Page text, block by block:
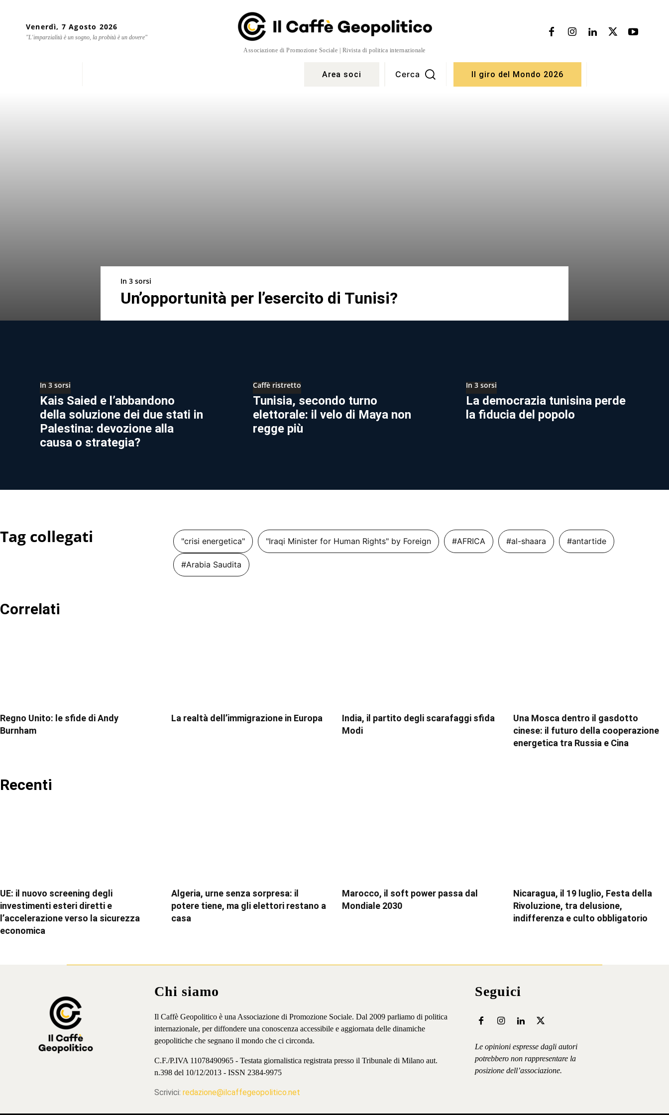
Venerdì, 7 Agosto 2026
"L'imparzialità è un sogno, la probità è un dovere"
Associazione di Promozione Sociale | Rivista di politica internazionale
Area soci Cerca Il giro del Mondo 2026
In 3 sorsi
Un’opportunità per l’esercito di Tunisi?
In 3 sorsi
Kais Saied e l’abbandono
della soluzione dei due stati in
Palestina: devozione alla
causa o strategia?
Caffè ristretto
Tunisia, secondo turno
elettorale: il velo di Maya non
regge più
In 3 sorsi
La democrazia tunisina perde
la fiducia del popolo
Tag collegati "crisi energetica" "Iraqi Minister for Human Rights" by Foreign #AFRICA #al-shaara #antartide
#Arabia Saudita
Correlati
Regno Unito: le sfide di Andy
Burnham
La realtà dell’immigrazione in Europa
India, il partito degli scarafaggi sfida
Modi
Una Mosca dentro il gasdotto
cinese: il futuro della cooperazione
energetica tra Russia e Cina
Recenti
UE: il nuovo screening degli
investimenti esteri diretti e
l’accelerazione verso la sicurezza
economica
Algeria, urne senza sorpresa: il
potere tiene, ma gli elettori restano a
casa
Marocco, il soft power passa dal
Mondiale 2030
Nicaragua, il 19 luglio, Festa della
Rivoluzione, tra delusione,
indifferenza e culto obbligatorio
Chi siamo
Il Caffè Geopolitico è una Associazione di Promozione Sociale. Dal 2009 parliamo di politica
internazionale, per diffondere una conoscenza accessibile e aggiornata delle dinamiche
geopolitiche che segnano il mondo che ci circonda.
C.F./P.IVA 11078490965 - Testata giornalistica registrata presso il Tribunale di Milano aut.
n.398 del 10/12/2013 - ISSN 2384-9975
Scrivici: redazione@ilcaffegeopolitico.net
Seguici
Le opinioni espresse dagli autori
potrebbero non rappresentare la
posizione dell’associazione.